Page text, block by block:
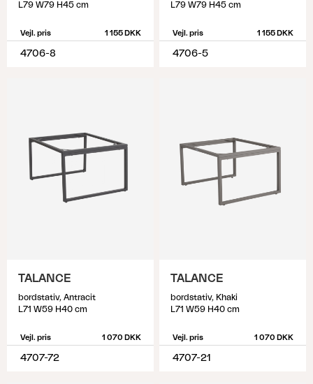
L79 W79 H45 cm
Vejl. pris 1 155 DKK
4706-8
L79 W79 H45 cm
Vejl. pris 1 155 DKK
4706-5
TALANCE
bordstativ, Antracit
L71 W59 H40 cm
Vejl. pris 1 070 DKK
4707-72
TALANCE
bordstativ, Khaki
L71 W59 H40 cm
Vejl. pris 1 070 DKK
4707-21